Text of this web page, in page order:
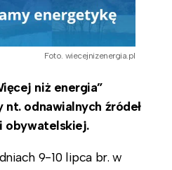
Foto. wiecejnizenergia.pl
niż energia”
odnawialnych źródeł
obywatelskiej.
9-10 lipca br. w